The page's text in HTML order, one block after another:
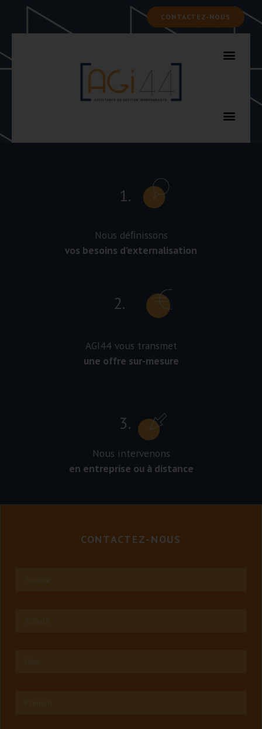
CONTACTEZ-NOUS
1.
Nous déﬁnissons
vos besoins d’externalisation
2.
AGI44 vous transmet
une offre sur-mesure
3.
Nous intervenons
en entreprise ou à distance
CONTACTEZ-NOUS